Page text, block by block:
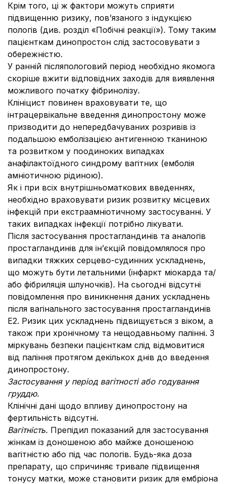
Крім того, ці ж фактори можуть сприяти
підвищенню ризику, пов’язаного з індукцією
пологів (див. розділ «Побічні реакції»). Тому таким
пацієнткам динопростон слід застосовувати з
обережністю.
У ранній післяпологовий період необхідно якомога
скоріше вжити відповідних заходів для виявлення
можливого початку фібринолізу.
Клініцист повинен враховувати те, що
інтрацервікальне введення динопростону може
призводити до непередбачуваних розривів із
подальшою емболізацією антигенною тканиною
та розвитком у поодиноких випадках
анафілактоїдного синдрому вагітних (емболія
амніотичною рідиною).
Як і при всіх внутрішньоматкових введеннях,
необхідно враховувати ризик розвитку місцевих
інфекцій при екстраамніотичному застосуванні. У
таких випадках інфекції потрібно лікувати.
Після застосування простагландинів та аналогів
простагландинів для ін’єкцій повідомлялося про
випадки тяжких серцево-судинних ускладнень,
що можуть бути летальними (інфаркт міокарда та/
або фібриляція шлуночків). На сьогодні відсутні
повідомлення про виникнення даних ускладнень
після вагінального застосування простагландинів
Е2. Ризик цих ускладнень підвищується з віком, а
також при хронічному та нещодавньому палінні. З
міркувань безпеки пацієнткам слід відмовитися
від паління протягом декількох днів до введення
динопростону.
Застосування у період вагітності або годування
груддю.
Клінічні дані щодо впливу динопростону на
фертильність відсутні.
Вагітність. Препідил показаний для застосування
жінкам із доношеною або майже доношеною
вагітністю або під час пологів. Будь-яка доза
препарату, що спричиняє тривале підвищення
тонусу матки, може становити ризик для ембріона